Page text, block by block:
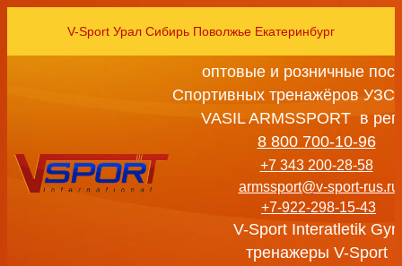
V-Sport Урал Сибирь Поволжье Екатеринбург
оптовые и розничные
Спортивных тренажёров
VASIL ARMSSPORT в
8 800 700-10-96
+7 343 200-28-58
armssport@v-sport-rus.ru
+7-922-298-15-43
V-Sport Interatletik
тренажеры V-Sport